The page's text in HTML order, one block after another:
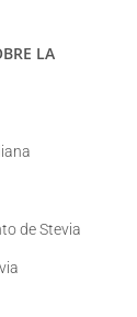
LA
de Stevia